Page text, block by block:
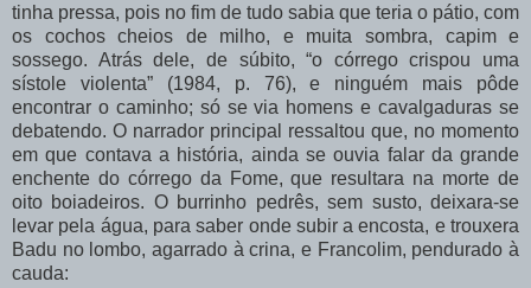
tinha pressa, pois no fim de tudo sabia que teria o pátio, com
os
cochos cheios de milho, e muita sombra, capim
e
sossego. Atrás dele, de súbito, “o córrego crispou
uma
sístole
violenta” (1984, p. 76), e ninguém mais
pôde
encontrar o caminho; só se via homens e cavalgaduras se
debatendo. O narrador principal ressaltou que, no momento
em que contava a história, ainda se ouvia falar da grande
enchente do córrego da Fome, que resultara na morte de
oito boiadeiros. O burrinho pedrês, sem susto, deixara-se
levar pela água, para saber onde subir a encosta, e trouxera
Badu no lombo, agarrado à crina, e Francolim, pendurado à
cauda: